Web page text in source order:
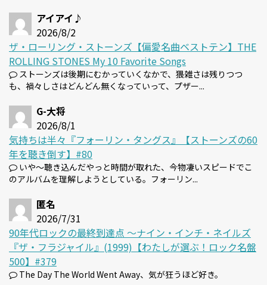
アイアイ♪
2026/8/2
ザ・ローリング・ストーンズ【偏愛名曲ベストテン】THE
ROLLING STONES My 10 Favorite Songs
ストーンズは後期にむかっていくなかで、猥雑さは残りつつ
も、禍々しさはどんどん無くなっていって、プザー...
G-大将
2026/8/1
気持ちは半々『フォーリン・タングス』【ストーンズの60
年を聴き倒す】#80
いや～聴き込んだやっと時間が取れた、今物凄いスピードでこ
のアルバムを理解しようとしている。フォーリン...
匿名
2026/7/31
90年代ロックの最終到達点 〜ナイン・インチ・ネイルズ
『ザ・フラジャイル』(1999)【わたしが選ぶ！ロック名盤
500】#379
The Day The World Went Away、気が狂うほど好き。